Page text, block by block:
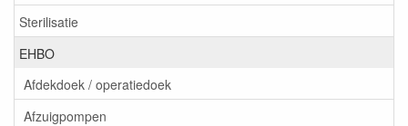
Sterilisatie
EHBO
Afdekdoek / operatiedoek
Afzuigpompen